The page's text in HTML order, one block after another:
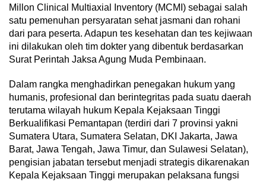
Millon Clinical Multiaxial Inventory (MCMI) sebagai salah
satu pemenuhan persyaratan sehat jasmani dan rohani
dari para peserta. Adapun tes kesehatan dan tes kejiwaan
ini dilakukan oleh tim dokter yang dibentuk berdasarkan
Surat Perintah Jaksa Agung Muda Pembinaan.
Dalam rangka menghadirkan penegakan hukum yang
humanis, profesional dan berintegritas pada suatu daerah
terutama wilayah hukum Kepala Kejaksaan Tinggi
Berkualifikasi Pemantapan (terdiri dari 7 provinsi yakni
Sumatera Utara, Sumatera Selatan, DKI Jakarta, Jawa
Barat, Jawa Tengah, Jawa Timur, dan Sulawesi Selatan),
pengisian jabatan tersebut menjadi strategis dikarenakan
Kepala Kejaksaan Tinggi merupakan pelaksana fungsi